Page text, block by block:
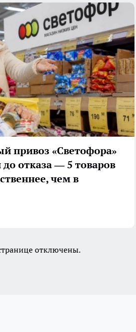
привоз «Светофора»
отказа — 5 товаров
чем в
отключены.